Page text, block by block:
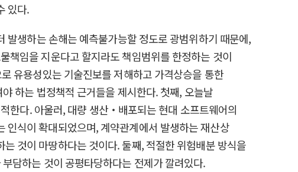
있다.
생하는 손해는 예측불가능할 정도로 광범위하기 때문에,
책임을 지운다고 할지라도 책임범위를 한정하는 것이
유용성있는 기술진보를 저해하고 가격상승을 통한
하는 법정책적 근거들을 제시한다. 첫째, 오늘날
한다. 아울러, 대량 생산‧배포되는 현대 소프트웨어의
식이 확대되었으며, 계약관계에서 발생하는 재산상
것이 마땅하다는 것이다. 둘째, 적절한 위험배분 방식을
담하는 것이 공평타당하다는 전제가 깔려있다.